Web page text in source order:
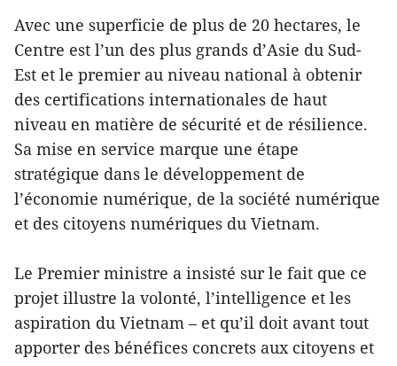
Avec une superficie de plus de 20 hectares, le
Centre est l’un des plus grands d’Asie du Sud-
Est et le premier au niveau national à obtenir
des certifications internationales de haut
niveau en matière de sécurité et de résilience.
Sa mise en service marque une étape
stratégique dans le développement de
l’économie numérique, de la société numérique
et des citoyens numériques du Vietnam.
Le Premier ministre a insisté sur le fait que ce
projet illustre la volonté, l’intelligence et les
aspiration du Vietnam – et qu’il doit avant tout
apporter des bénéfices concrets aux citoyens et